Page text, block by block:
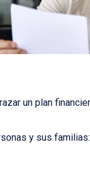
un plan
y sus